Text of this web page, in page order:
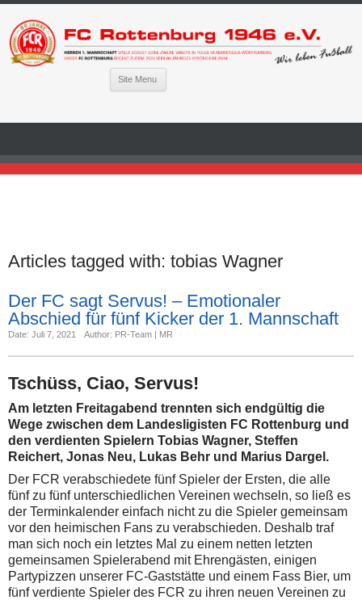
Site Menu
Articles tagged with: tobias Wagner
Der FC sagt Servus! – Emotionaler
Abschied für fünf Kicker der 1. Mannschaft
Date: Juli 7, 2021 Author: PR-Team | MR
Tschüss, Ciao, Servus!
Am letzten Freitagabend trennten sich endgültig die
Wege zwischen dem Landesligisten FC Rottenburg und
den verdienten Spielern Tobias Wagner, Steffen
Reichert, Jonas Neu, Lukas Behr und Marius Dargel.
Der FCR verabschiedete fünf Spieler der Ersten, die alle
fünf zu fünf unterschiedlichen Vereinen wechseln, so ließ es
der Terminkalender einfach nicht zu die Spieler gemeinsam
vor den heimischen Fans zu verabschieden. Deshalb traf
man sich noch ein letztes Mal zu einem netten letzten
gemeinsamen Spielerabend mit Ehrengästen, einigen
Partypizzen unserer FC-Gaststätte und einem Fass Bier, um
fünf verdiente Spieler des FCR zu ihren neuen Vereinen zu